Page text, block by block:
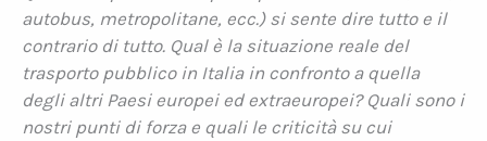
autobus, metropolitane, ecc.) si sente dire tutto e il
contrario di tutto. Qual è la situazione reale del
trasporto pubblico in Italia in confronto a quella
degli altri Paesi europei ed extraeuropei? Quali sono i
nostri punti di forza e quali le criticità su cui